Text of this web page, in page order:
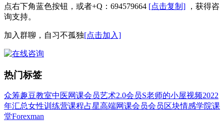
点右下角蓝色按钮，或者+Q：694579664 [点击复制] ，获得咨
询支持。
加入群聊，自习不孤独[点击加入]
热门标签
众筹趣豆教室中医网课会员艺术2.0会员S老师的小屋视频2022
年汇总女性训练营课程占星高端网课会员会员区块情感学院课
堂Forexman